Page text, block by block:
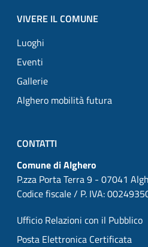
VIVERE IL COMUNE
Luoghi
Eventi
Gallerie
Alghero mobilità futura
CONTATTI
Comune di Alghero
P.zza Porta Terra 9 - 07041
Codice fiscale / P. IVA:
Ufficio Relazioni con il Pubblico
Posta Elettronica Certificata